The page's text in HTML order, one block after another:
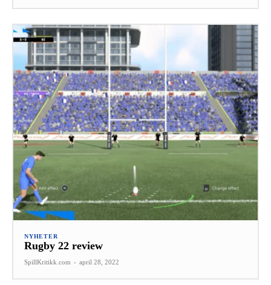
NYHETER
Rugby 22 review
SpillKritikk.com - april 28, 2022